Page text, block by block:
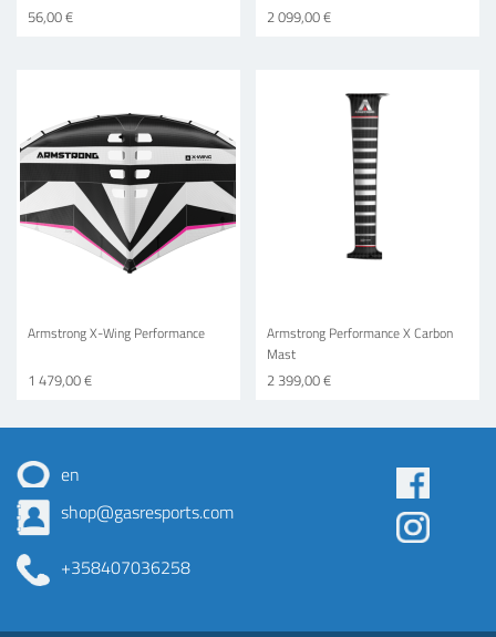
56,00 € 2 099,00 €
Armstrong X-Wing Performance
1 479,00 €
Armstrong Performance X Carbon
Mast
2 399,00 €
en
shop@gasresports.com
+358407036258
Some